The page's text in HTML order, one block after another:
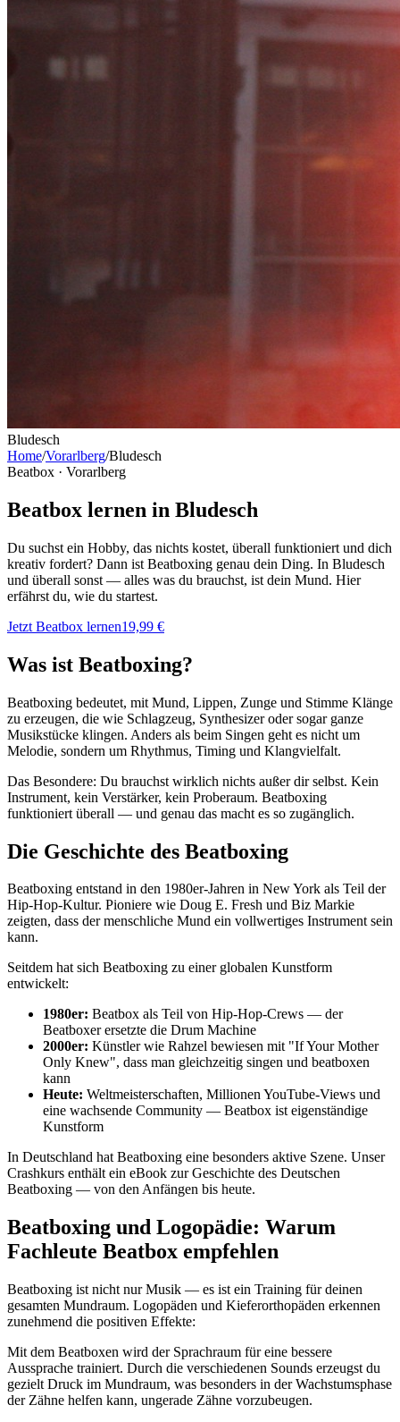
Bludesch
Home/Vorarlberg/Bludesch
Beatbox · Vorarlberg
Beatbox lernen in Bludesch
Du suchst ein Hobby, das nichts kostet, überall funktioniert und dich
kreativ fordert? Dann ist Beatboxing genau dein Ding. In Bludesch
und überall sonst — alles was du brauchst, ist dein Mund. Hier
erfährst du, wie du startest.
Jetzt Beatbox lernen19,99 €
Was ist Beatboxing?
Beatboxing bedeutet, mit Mund, Lippen, Zunge und Stimme Klänge
zu erzeugen, die wie Schlagzeug, Synthesizer oder sogar ganze
Musikstücke klingen. Anders als beim Singen geht es nicht um
Melodie, sondern um Rhythmus, Timing und Klangvielfalt.
Das Besondere: Du brauchst wirklich nichts außer dir selbst. Kein
Instrument, kein Verstärker, kein Proberaum. Beatboxing
funktioniert überall — und genau das macht es so zugänglich.
Die Geschichte des Beatboxing
Beatboxing entstand in den 1980er-Jahren in New York als Teil der
Hip-Hop-Kultur. Pioniere wie Doug E. Fresh und Biz Markie
zeigten, dass der menschliche Mund ein vollwertiges Instrument sein
kann.
Seitdem hat sich Beatboxing zu einer globalen Kunstform
entwickelt:
1980er: Beatbox als Teil von Hip-Hop-Crews — der
Beatboxer ersetzte die Drum Machine
2000er: Künstler wie Rahzel bewiesen mit "If Your Mother
Only Knew", dass man gleichzeitig singen und beatboxen
kann
Heute: Weltmeisterschaften, Millionen YouTube-Views und
eine wachsende Community — Beatbox ist eigenständige
Kunstform
In Deutschland hat Beatboxing eine besonders aktive Szene. Unser
Crashkurs enthält ein eBook zur Geschichte des Deutschen
Beatboxing — von den Anfängen bis heute.
Beatboxing und Logopädie: Warum
Fachleute Beatbox empfehlen
Beatboxing ist nicht nur Musik — es ist ein Training für deinen
gesamten Mundraum. Logopäden und Kieferorthopäden erkennen
zunehmend die positiven Effekte:
Mit dem Beatboxen wird der Sprachraum für eine bessere
Aussprache trainiert. Durch die verschiedenen Sounds erzeugst du
gezielt Druck im Mundraum, was besonders in der Wachstumsphase
der Zähne helfen kann, ungerade Zähne vorzubeugen.